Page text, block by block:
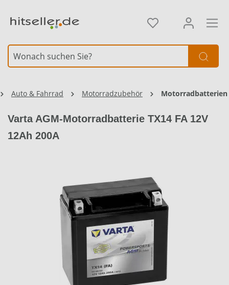
Auto & Fahrrad Motorradzubehör Motorradbatterien
Varta AGM-Motorradbatterie TX14 FA 12V
12Ah 200A